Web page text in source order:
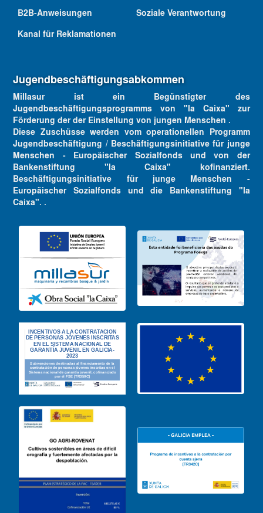
B2B-Anweisungen
Soziale Verantwortung
Kanal für Reklamationen
Jugendbeschäftigungsabkommen
Millasur ist ein Begünstigter des
Jugendbeschäftigungsprogramms von "la Caixa" zur
Förderung der der Einstellung von jungen Menschen .
Diese Zuschüsse werden vom operationellen Programm
Jugendbeschäftigung / Beschäftigungsinitiative für junge
Menschen - Europäischer Sozialfonds und von der
Bankenstiftung "la Caixa" kofinanziert.
Beschäftigungsinitiative für junge Menschen -
Europäischer Sozialfonds und die Bankenstiftung "la
Caixa". .